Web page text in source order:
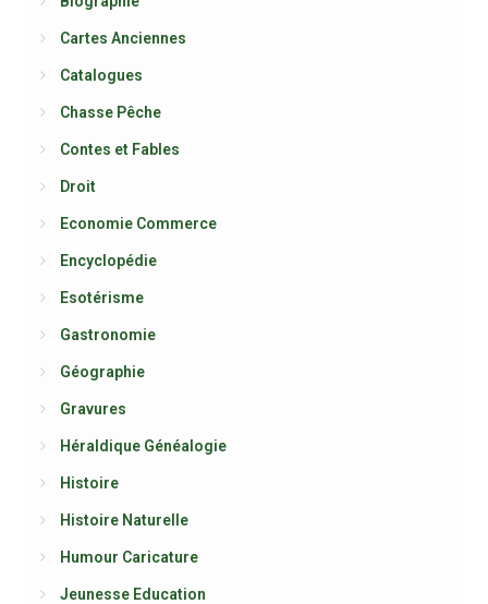
Cartes Anciennes
Catalogues
Chasse Pêche
Contes et Fables
Droit
Economie Commerce
Encyclopédie
Esotérisme
Gastronomie
Géographie
Gravures
Héraldique Généalogie
Histoire
Histoire Naturelle
Humour Caricature
Jeunesse Education